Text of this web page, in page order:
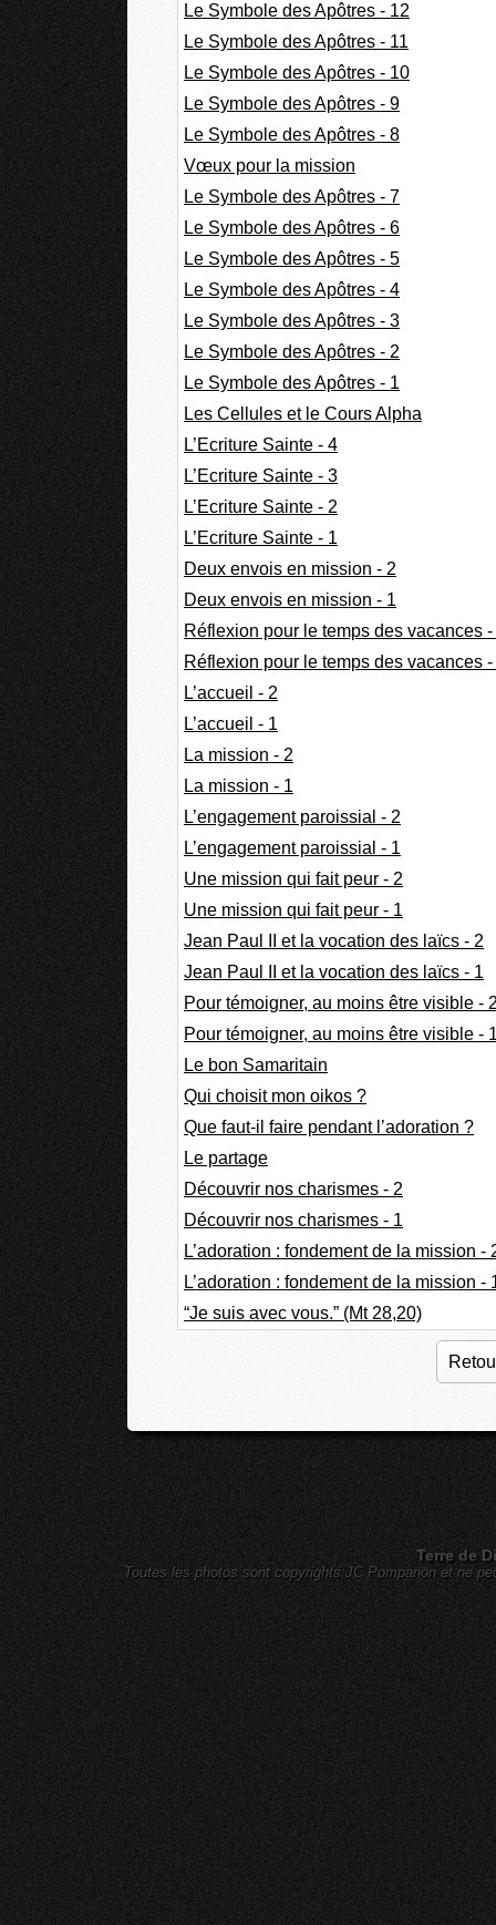
Le Symbole des Apôtres - 12
Le Symbole des Apôtres - 11
Le Symbole des Apôtres - 10
Le Symbole des Apôtres - 9
Le Symbole des Apôtres - 8
Vœux pour la mission
Le Symbole des Apôtres - 7
Le Symbole des Apôtres - 6
Le Symbole des Apôtres - 5
Le Symbole des Apôtres - 4
Le Symbole des Apôtres - 3
Le Symbole des Apôtres - 2
Le Symbole des Apôtres - 1
Les Cellules et le Cours Alpha
L’Ecriture Sainte - 4
L’Ecriture Sainte - 3
L’Ecriture Sainte - 2
L’Ecriture Sainte - 1
Deux envois en mission - 2
Deux envois en mission - 1
Réflexion pour le temps des vacances -
Réflexion pour le temps des vacances -
L’accueil - 2
L’accueil - 1
La mission - 2
La mission - 1
L’engagement paroissial - 2
L’engagement paroissial - 1
Une mission qui fait peur - 2
Une mission qui fait peur - 1
Jean Paul II et la vocation des laïcs - 2
Jean Paul II et la vocation des laïcs - 1
Pour témoigner, au moins être visible -
Pour témoigner, au moins être visible -
Le bon Samaritain
Qui choisit mon oikos ?
Que faut-il faire pendant l’adoration ?
Le partage
Découvrir nos charismes - 2
Découvrir nos charismes - 1
L’adoration : fondement de la mission -
L’adoration : fondement de la mission -
“Je suis avec vous.” (Mt 28,20)
Terre de
Toutes les photos sont copyrights JC Pompanon et ne